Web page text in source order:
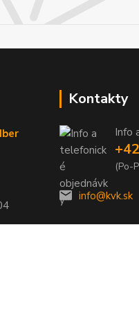
Kontakty
Info
(Po-
info@kvk.sk